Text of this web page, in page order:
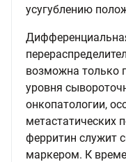
усугублению
возможна только
уровня
онкопатологии,
метастатических
ферритин служит
маркером. К